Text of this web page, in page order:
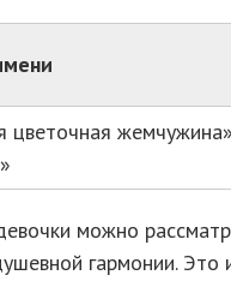
цветочная
можно
гармонии.